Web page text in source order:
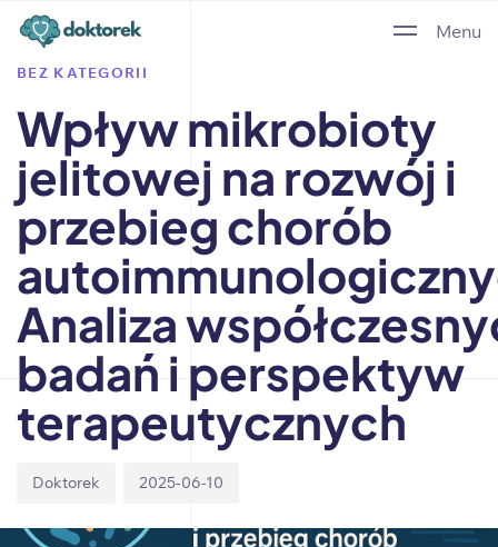
Menu
PUBLISHED
BEZ KATEGORII
Wpływ mikrobioty
jelitowej na rozwój i
przebieg chorób
Analiza
badań i perspektyw
terapeutycznych
Author
Doktorek
Published
2025-06-10